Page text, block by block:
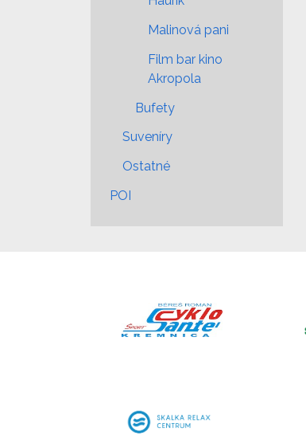
Malinová pani
Film bar kino
Akropola
Bufety
Suveníry
Ostatné
POI